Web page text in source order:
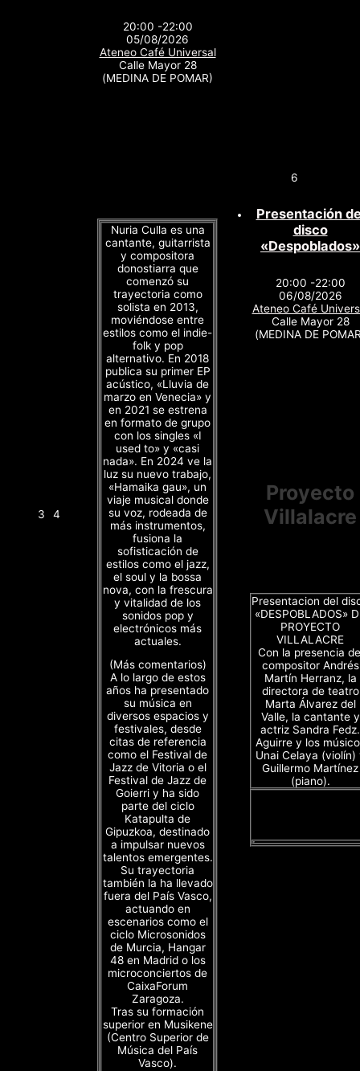
3 4
20:00 -22:00
05/08/2026
Ateneo Café Universal
Calle Mayor 28
(MEDINA DE POMAR)
Nuria Culla es una
cantante, guitarrista
y compositora
donostiarra que
comenzó su
trayectoria como
solista en 2013,
moviéndose entre
estilos como el indie-
folk y pop
alternativo. En 2018
publica su primer EP
acústico, «Lluvia de
marzo en Venecia» y
en 2021 se estrena
en formato de grupo
con los singles «I
used to» y «casi
nada». En 2024 ve la
luz su nuevo trabajo,
«Hamaika gau», un
viaje musical donde
su voz, rodeada de
más instrumentos,
fusiona la
sofisticación de
estilos como el jazz,
el soul y la bossa
nova, con la frescura
y vitalidad de los
sonidos pop y
electrónicos más
actuales.
(Más comentarios)
A lo largo de estos
años ha presentado
su música en
diversos espacios y
festivales, desde
citas de referencia
como el Festival de
Jazz de Vitoria o el
Festival de Jazz de
Goierri y ha sido
parte del ciclo
Katapulta de
Gipuzkoa, destinado
a impulsar nuevos
talentos emergentes.
Su trayectoria
también la ha llevado
fuera del País Vasco,
actuando en
escenarios como el
ciclo Microsonidos
de Murcia, Hangar
48 en Madrid o los
microconciertos de
CaixaForum
Zaragoza.
Tras su formación
superior en Musikene
(Centro Superior de
Música del País
Vasco).
6
Presentación
disco
«Despoblados»
20:00 -22:00
06/08/2026
Ateneo Café
Calle Mayor 28
(MEDINA DE
Proyecto
Villalacre
Presentacion del
«DESPOBLADOS»
PROYECTO
VILLALACRE
Con la presencia
compositor Andrés
Martín Herranz, la
directora de teatro
Marta Álvarez del
Valle, la cantante y
actriz Sandra Fedz.
Aguirre y los
Unai Celaya (violín)
Guillermo Martínez
(piano).